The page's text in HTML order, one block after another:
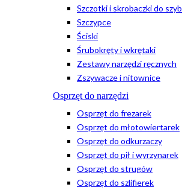
Szczotki i skrobaczki do szyb
Szczypce
Ściski
Śrubokręty i wkrętaki
Zestawy narzędzi ręcznych
Zszywacze i nitownice
Osprzęt do narzędzi
Osprzęt do frezarek
Osprzęt do młotowiertarek
Osprzęt do odkurzaczy
Osprzęt do pił i wyrzynarek
Osprzęt do strugów
Osprzęt do szlifierek